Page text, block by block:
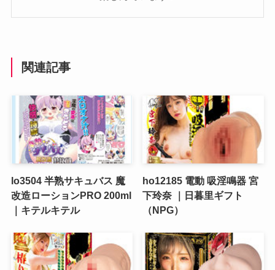
関連記事
lo3504 半熟サキュバス 魔
改造ローションPRO 200ml
｜キテルキテル
ho12185 電動 吸淫鳴器 宮
下玲奈 ｜日暮里ギフト
（NPG）